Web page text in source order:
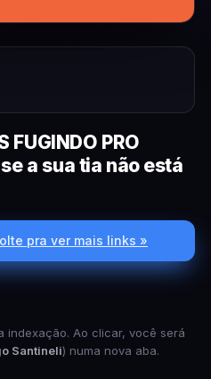
FUGINDO PRO
a sua tia não está
pra ver mais links »
indexação. Ao clicar, você será
Santineli) numa nova aba.